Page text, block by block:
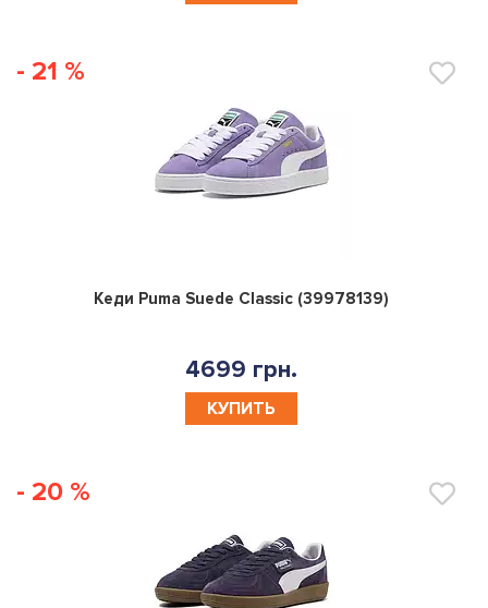
- 21 %
0
Кеди Puma Suede Classic (39978139)
4699 грн.
КУПИТЬ
- 20 %